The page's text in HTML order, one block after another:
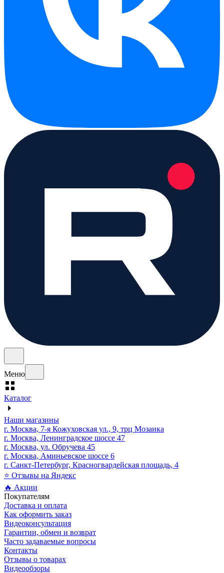
Меню
Каталог
Наши магазины
г. Москва, 7-я Кожуховская ул., 9, трц Мозаика
г. Москва, Ленинградское шоссе 47
г. Москва, ул. Обручева 45
г. Москва, Аминьевское шоссе 6
г. Санкт-Петербург, Красногвардейская площадь, 4
⭐ Отзывы на Яндекс
🔥 Акции
Покупателям
Доставка и оплата
Как оформить заказ
Видеоконсультация
Гарантии, обмен и возврат
Часто задаваемые вопросы
Контакты
Отзывы о товарах
Видеообзоры